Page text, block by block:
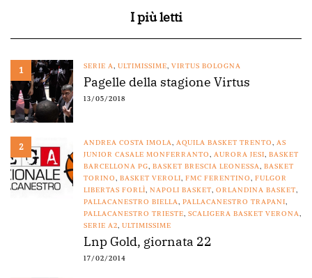
I più letti
1 SERIE A, ULTIMISSIME, VIRTUS BOLOGNA
Pagelle della stagione Virtus
13/05/2018
2 ANDREA COSTA IMOLA, AQUILA BASKET TRENTO, AS
JUNIOR CASALE MONFERRANTO, AURORA JESI, BASKET
BARCELLONA PG, BASKET BRESCIA LEONESSA, BASKET
TORINO, BASKET VEROLI, FMC FERENTINO, FULGOR
LIBERTAS FORLÌ, NAPOLI BASKET, ORLANDINA BASKET,
PALLACANESTRO BIELLA, PALLACANESTRO TRAPANI,
PALLACANESTRO TRIESTE, SCALIGERA BASKET VERONA,
SERIE A2, ULTIMISSIME
Lnp Gold, giornata 22
17/02/2014